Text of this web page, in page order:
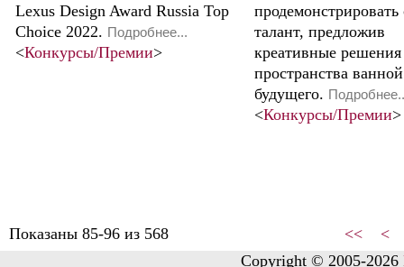
Lexus Design Award Russia Top
Choice 2022. Подробнее...
<Конкурсы/Премии>
продемонстрировать
талант, предложив
креативные решения
пространства
будущего.
<Конкурсы/Премии>
Показаны 85-96 из 568 << <
Copyright © 2005-2026